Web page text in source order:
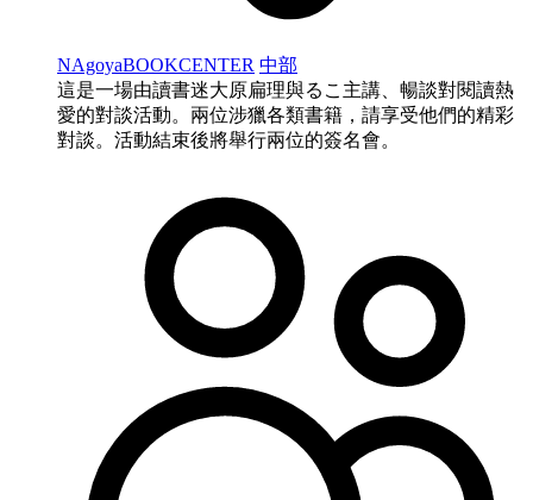
NAgoyaBOOKCENTER 中部
這是一場由讀書迷大原扁理與るこ主講、暢談對閱讀熱
愛的對談活動。兩位涉獵各類書籍，請享受他們的精彩
對談。活動結束後將舉行兩位的簽名會。